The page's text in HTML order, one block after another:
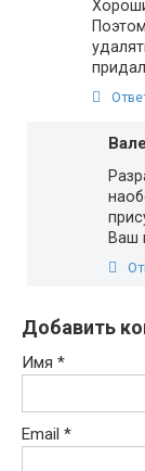
Ваш
Добавить
Имя *
Email *